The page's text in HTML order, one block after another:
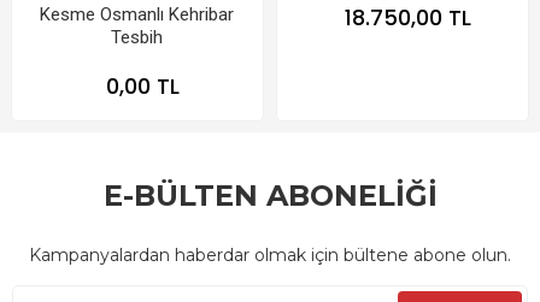
Kesme Osmanlı Kehribar
Tesbih
0,00 TL
18.750,00 TL
E-BÜLTEN ABONELİĞİ
Kampanyalardan haberdar olmak için bültene abone olun.